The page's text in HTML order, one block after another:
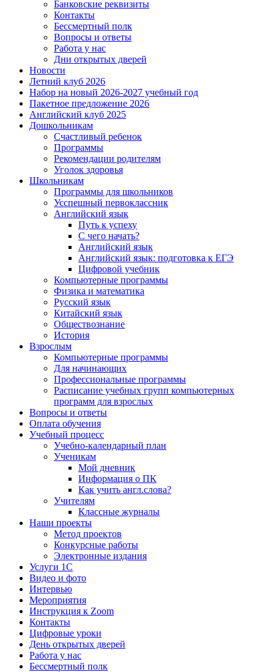
Банковские реквизиты
Контакты
Бессмертный полк
Вопросы и ответы
Работа у нас
Дни открытых дверей
Новости
Летний клуб 2026
Набор на новый 2026-2027 учебный год
Пакетное предложение 2026
Английский клуб 2025
Дошкольникам
Счастливый ребенок
Программы
Рекомендации родителям
Уголок здоровья
Школьникам
Программы для школьников
Усспешный первоклассник
Английский язык
Путь к успеху
С чего начать?
Английский язык
Английский язык: подготовка к ЕГЭ
Цифровой учебник
Компьютерные программы
Физика и математика
Русский язык
Китайский язык
Обществознание
История
Взрослым
Компьютерные программы
Для начинающих
Профессиональные программы
Расписание учебных групп компьютерных
программ для взрослых
Вопросы и ответы
Оплата обучения
Учебный процесс
Учебно-календарный план
Ученикам
Мой дневник
Информация о ПК
Как учить англ.слова?
Учителям
Классные журналы
Наши проекты
Метод проектов
Конкурсные работы
Электронные издания
Услуги 1C
Видео и фото
Интервью
Мероприятия
Инструкция к Zoom
Контакты
Цифровые уроки
День открытых дверей
Работа у нас
Бессмертный полк